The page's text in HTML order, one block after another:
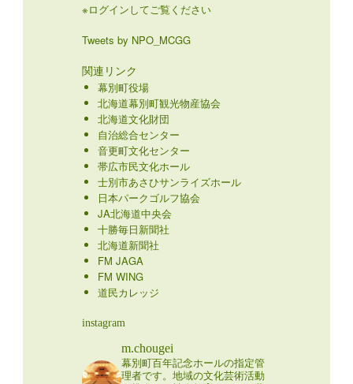
※ログインしてご覧ください
Tweets by NPO_MCGG
関連リンク
幕別町役場
北海道幕別町観光物産協会
北海道文化財団
自治総合センター
音更町文化センター
帯広市民文化ホール
士別市あさひサンライズホール
日本パークゴルフ協会
JA北海道中央会
十勝毎日新聞社
北海道新聞社
FM JAGA
FM WING
道民カレッジ
instagram
m.chougei
幕別町百年記念ホールの指定管
理者です。地域の文化芸術活動